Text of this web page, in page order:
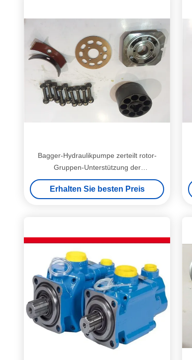
Bagger-Hydraulikpumpe zerteilt rotor-
Gruppen-Unterstützung der
Hauptpumpen-PC220-7 Dreh
Erhalten Sie besten Preis